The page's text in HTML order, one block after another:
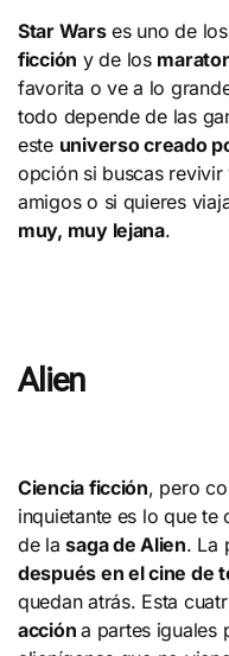
Star Warses uno de
ficción y de los
favorita o ve a lo
todo depende de las
este universo creado
opción si buscas
amigos o si quieres
muy, muy lejana.
Alien
Ciencia ficción, pero
inquietante es lo que te
de lasaga de Alien. La
después en el cine de
quedan atrás. Esta
accióna partes iguales